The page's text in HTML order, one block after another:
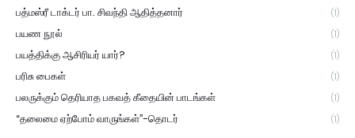
பத்மஸ்ரீ டாக்டர் பா. சிவந்தி ஆதித்தனார் (1)
பயண நூல் (1)
பயத்திக்கு ஆசிரியர் யார்? (1)
பரிசு பைகள் (1)
பலருக்கும் தெரியாத பகவத் கீதையின் பாடங்கள் (1)
“தலைமை ஏற்போம் வாருங்கள்”-தொடர் (1)